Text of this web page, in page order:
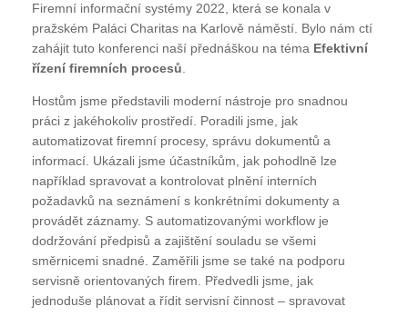
Firemní informační systémy 2022, která se konala v
pražském Paláci Charitas na Karlově náměstí. Bylo nám ctí
zahájit tuto konferenci naší přednáškou na téma Efektivní
řízení firemních procesů
Hostům jsme představili moderní nástroje pro snadnou
práci z jakéhokoliv prostředí. Poradili jsme, jak
automatizovat firemní procesy, správu dokumentů a
informací. Ukázali jsme účastníkům, jak pohodlně lze
například spravovat a kontrolovat plnění interních
požadavků na seznámení s konkrétními dokumenty a
provádět záznamy. S automatizovanými workflow je
dodržování předpisů a zajištění souladu se všemi
směrnicemi snadné. Zaměřili jsme se také na podporu
servisně orientovaných firem. Předvedli jsme, jak
jednoduše plánovat a řídit servisní činnost – spravovat